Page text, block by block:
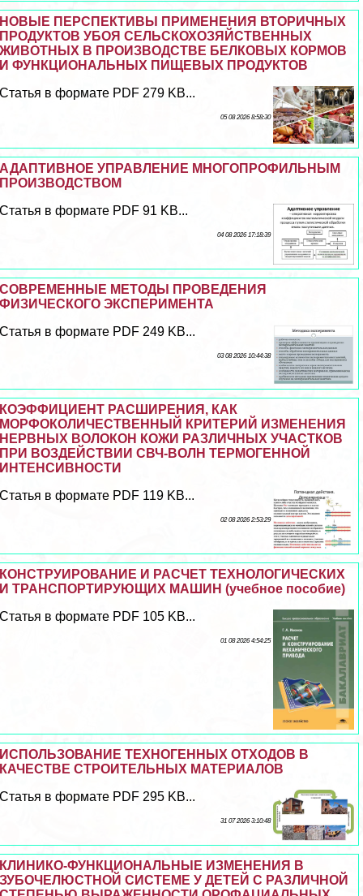
НОВЫЕ ПЕРСПЕКТИВЫ ПРИМЕНЕНИЯ ВТОРИЧНЫХ
ПРОДУКТОВ УБОЯ СЕЛЬСКОХОЗЯЙСТВЕННЫХ
ЖИВОТНЫХ В ПРОИЗВОДСТВЕ БЕЛКОВЫХ КОРМОВ
И ФУНКЦИОНАЛЬНЫХ ПИЩЕВЫХ ПРОДУКТОВ
Статья в формате PDF 279 KB...
05 08 2026 8:58:30
АДАПТИВНОЕ УПРАВЛЕНИЕ МНОГОПРОФИЛЬНЫМ
ПРОИЗВОДСТВОМ
Статья в формате PDF 91 KB...
04 08 2026 17:18:39
СОВРЕМЕННЫЕ МЕТОДЫ ПРОВЕДЕНИЯ
ФИЗИЧЕСКОГО ЭКСПЕРИМЕНТА
Статья в формате PDF 249 KB...
03 08 2026 10:44:38
КОЭФФИЦИЕНТ РАСШИРЕНИЯ, КАК
МОРФОКОЛИЧЕСТВЕННЫЙ КРИТЕРИЙ ИЗМЕНЕНИЯ
НЕРВНЫХ ВОЛОКОН КОЖИ РАЗЛИЧНЫХ УЧАСТКОВ
ПРИ ВОЗДЕЙСТВИИ СВЧ-ВОЛН ТЕРМОГЕННОЙ
ИНТЕНСИВНОСТИ
Статья в формате PDF 119 KB...
02 08 2026 2:53:29
КОНСТРУИРОВАНИЕ И РАСЧЕТ ТЕХНОЛОГИЧЕСКИХ
И ТРАНСПОРТИРУЮЩИХ МАШИН (учебное пособие)
Статья в формате PDF 105 KB...
01 08 2026 4:54:25
ИСПОЛЬЗОВАНИЕ ТЕХНОГЕННЫХ ОТХОДОВ В
КАЧЕСТВЕ СТРОИТЕЛЬНЫХ МАТЕРИАЛОВ
Статья в формате PDF 295 KB...
31 07 2026 3:10:48
КЛИНИКО-ФУНКЦИОНАЛЬНЫЕ ИЗМЕНЕНИЯ В
ЗУБОЧЕЛЮСТНОЙ СИСТЕМЕ У ДЕТЕЙ С РАЗЛИЧНОЙ